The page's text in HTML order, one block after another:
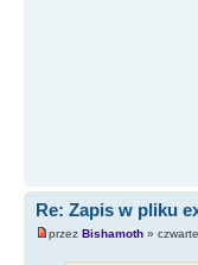
Re: Zapis w pliku
przez Bishamoth »